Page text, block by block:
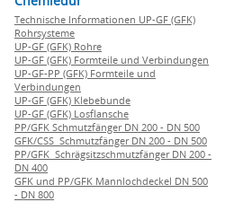
Technische Informationen UP-GF (GFK)
Rohrsysteme
UP-GF (GFK) Rohre
UP-GF (GFK) Formteile und Verbindungen
UP-GF-PP (GFK) Formteile und
Verbindungen
UP-GF (GFK) Klebebunde
UP-GF (GFK) Losflansche
PP/GFK Schmutzfänger DN 200 - DN 500
GFK/CSS Schmutzfänger DN 200 - DN 500
PP/GFK Schrägsitzschmutzfänger DN 200 -
DN 400
GFK und PP/GFK Mannlochdeckel DN 500
- DN 800